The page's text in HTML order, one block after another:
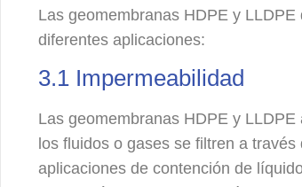
Las geomembranas HDPE y
diferentes aplicaciones:
3.1 Impermeabilidad
Las geomembranas HDPE y
los fluidos o gases se filtren a
aplicaciones de contención de